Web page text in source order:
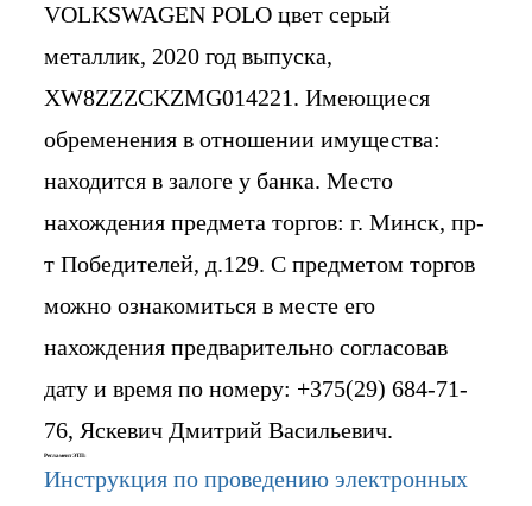
VOLKSWAGEN POLO цвет серый
металлик, 2020 год выпуска,
XW8ZZZCKZMG014221. Имеющиеся
обременения в отношении имущества:
находится в залоге у банка. Место
нахождения предмета торгов: г. Минск, пр-
т Победителей, д.129. С предметом торгов
можно ознакомиться в месте его
нахождения предварительно согласовав
дату и время по номеру: +375(29) 684-71-
76, Яскевич Дмитрий Васильевич.
Регламент ЭТП:
Инструкция по проведению электронных